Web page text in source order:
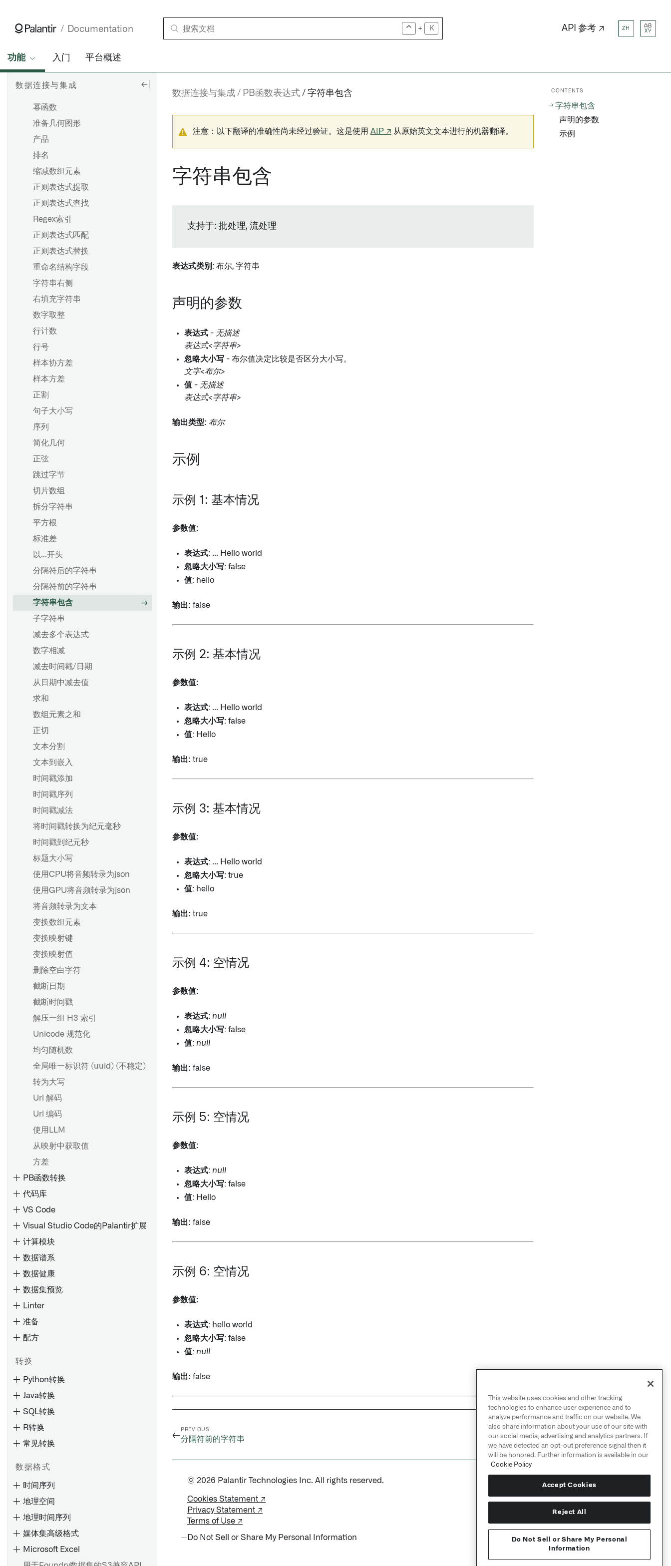
Documentation + K API 参考 ↗ ZH
AB
XY
功能 入门 平台概述
数据连接与集成
解析 xml 作为模式
周长
正数模
幂函数
准备几何图形
产品
排名
缩减数组元素
正则表达式提取
正则表达式查找
Regex索引
正则表达式匹配
正则表达式替换
重命名结构字段
字符串右侧
右填充字符串
数字取整
行计数
行号
样本协方差
样本方差
正割
句子大小写
序列
简化几何
正弦
跳过字节
切片数组
拆分字符串
平方根
标准差
以...开头
分隔符后的字符串
分隔符前的字符串
字符串包含
子字符串
减去多个表达式
数字相减
减去时间戳/日期
从日期中减去值
求和
数组元素之和
正切
文本分割
文本到嵌入
时间戳添加
时间戳序列
时间戳减法
将时间戳转换为纪元毫秒
时间戳到纪元秒
标题大小写
使用CPU将音频转录为json
使用GPU将音频转录为json
将音频转录为文本
变换数组元素
变换映射键
变换映射值
删除空白字符
截断日期
截断时间戳
解压一组 H3 索引
Unicode 规范化
均匀随机数
全局唯一标识符 (uuid) (不稳定)
转为大写
Url 解码
Url 编码
使用LLM
从映射中获取值
方差
PB函数转换
代码库
在控制面板中配置代码库设置
预览变换
Artifact 存储库
导航
创建 Artifact 存储库
删除 Artifact 仓库
VS Code
Visual Studio Code的Palantir扩展
计算模块
数据谱系
节点着色
图元素参考
预览和逻辑
数据健康
通知和问题
检查参考
概述
创建和监视检查组
查看和理解检查组
数据集预览
Linter
准备
配方
转换
Python转换
虚拟表概述
读取和写入非结构化文件
单元测试
调试
Java转换
读取和写入非结构化文件
单元测试
高级配置
SQL转换
R转换
常见转换
数据格式
时间序列
设置
地理空间
地理时间序列
媒体集高级格式
Microsoft Excel
数据连接与集成 PB函数表达式 字符串包含
注意：以下翻译的准确性尚未经过验证。这是使用 AIP ↗ 从原始英文文本进行的机器翻译。
字符串包含
支持于: 批处理, 流处理
表达式类别 : 布尔, 字符串
声明的参数
表达式 - 无描述
表达式<字符串>
忽略大小写 - 布尔值决定比较是否区分大小写。
文字<布尔>
值 - 无描述
表达式<字符串>
输出类型: 布尔
示例
示例 1: 基本情况
参数值:
表达式: ... Hello world
忽略大小写: false
值: hello
输出: false
示例 2: 基本情况
参数值:
表达式: ... Hello world
忽略大小写: false
值: Hello
输出: true
示例 3: 基本情况
参数值:
表达式: ... Hello world
忽略大小写: true
值: hello
输出: true
示例 4: 空情况
参数值:
表达式: null
忽略大小写: false
值: null
输出: false
示例 5: 空情况
参数值:
表达式: null
忽略大小写: false
值: Hello
输出: false
示例 6: 空情况
参数值:
表达式: hello world
忽略大小写: false
值: null
输出: false
←
PREVIOUS
分隔符前的字符串
NEXT
子字符串→
© 2026 Palantir Technologies Inc. All rights reserved.
Cookies Statement ↗
Privacy Statement ↗
Terms of Use ↗
Do Not Sell or Share My Personal Information
CONTENTS
字符串包含
声明的参数
示例
This website uses cookies and other tracking
technologies to enhance user experience and to
analyze performance and traffic on our website. We
also share information about your use of our site with
our social media, advertising and analytics partners. If
we have detected an opt-out preference signal then it
will be honored. Further information is available in our
Cookie Policy
Accept Cookies
Reject All
Do Not Sell or Share My Personal
Information